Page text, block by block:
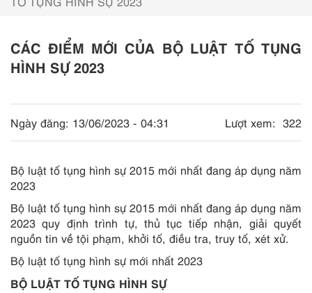
CÁC ĐIỂM MỚI CỦA BỘ LUẬT TỐ TỤNG
HÌNH SỰ 2023
Ngày đăng: 13/06/2023 - 04:31 Lượt xem: 322
Bộ luật tố tụng hình sự 2015 mới nhất đang áp dụng năm
2023
Bộ luật tố tụng hình sự 2015 mới nhất đang áp dụng năm
2023 quy định trình tự, thủ tục tiếp nhận, giải quyết
nguồn tin về tội phạm, khởi tố, điều tra, truy tố, xét xử.
Bộ luật tố tụng hình sự mới nhất 2023
BỘ LUẬT TỐ TỤNG HÌNH SỰ